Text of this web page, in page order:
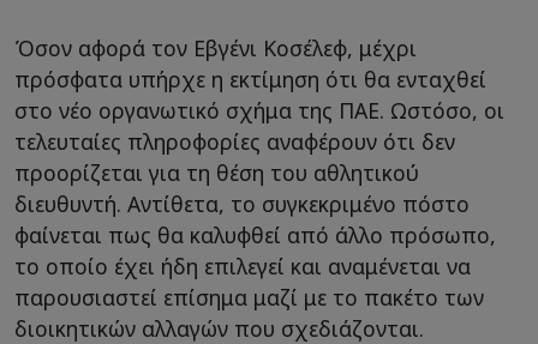
Όσον αφορά τον Εβγένι Κοσέλεφ, μέχρι
πρόσφατα υπήρχε η εκτίμηση ότι θα ενταχθεί
στο νέο οργανωτικό σχήμα της ΠΑΕ. Ωστόσο, οι
τελευταίες πληροφορίες αναφέρουν ότι δεν
προορίζεται για τη θέση του αθλητικού
διευθυντή. Αντίθετα, το συγκεκριμένο πόστο
φαίνεται πως θα καλυφθεί από άλλο πρόσωπο,
το οποίο έχει ήδη επιλεγεί και αναμένεται να
παρουσιαστεί επίσημα μαζί με το πακέτο των
διοικητικών αλλαγών που σχεδιάζονται.